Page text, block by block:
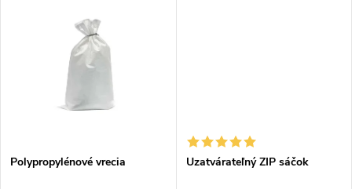
Polypropylénové vrecia Uzatvárateľný ZIP sáčok